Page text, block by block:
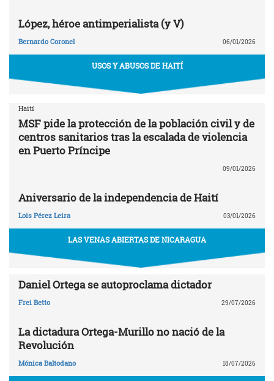
López, héroe antimperialista (y V)
Bernardo Coronel 06/01/2026
USOS Y ABUSOS DE HAITÍ
Haití
MSF pide la protección de la población civil y de
centros sanitarios tras la escalada de violencia
en Puerto Príncipe
09/01/2026
Aniversario de la independencia de Haití
Lois Pérez Leira 03/01/2026
LAS VENAS ABIERTAS DE NICARAGUA
Daniel Ortega se autoproclama dictador
Frei Betto 29/07/2026
La dictadura Ortega-Murillo no nació de la
Revolución
Mónica Baltodano 18/07/2026